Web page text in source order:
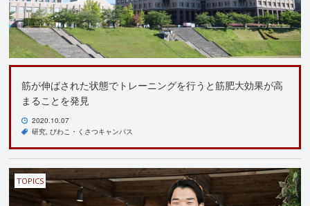
筋が伸ばされた状態でトレーニングを行うと筋肥大効果が高
まることを発見
2020.10.07
研究 びわこ・くさつキャンパス
TOPICS